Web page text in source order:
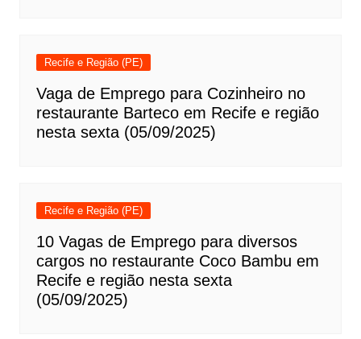
Recife e Região (PE)
Vaga de Emprego para Cozinheiro no
restaurante Barteco em Recife e região
nesta sexta (05/09/2025)
Recife e Região (PE)
10 Vagas de Emprego para diversos
cargos no restaurante Coco Bambu em
Recife e região nesta sexta
(05/09/2025)